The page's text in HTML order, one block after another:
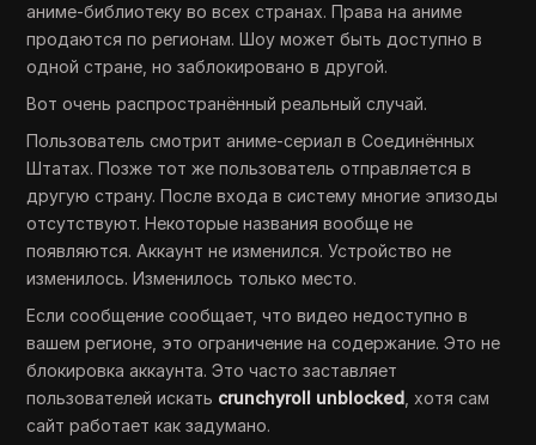
аниме-библиотеку во всех странах. Права на аниме
продаются по регионам. Шоу может быть доступно в
одной стране, но заблокировано в другой.
Вот очень распространённый реальный случай.
Пользователь смотрит аниме-сериал в Соединённых
Штатах. Позже тот же пользователь отправляется в
другую страну. После входа в систему многие эпизоды
отсутствуют. Некоторые названия вообще не
появляются. Аккаунт не изменился. Устройство не
изменилось. Изменилось только место.
Если сообщение сообщает, что видео недоступно в
вашем регионе, это ограничение на содержание. Это не
блокировка аккаунта. Это часто заставляет
пользователей искать crunchyroll unblocked , хотя сам
сайт работает как задумано.